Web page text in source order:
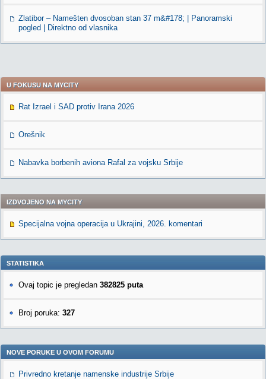
Zlatibor – Namešten dvosoban stan 37 m&#178; | Panoramski
pogled | Direktno od vlasnika
U FOKUSU NA MYCITY
Rat Izrael i SAD protiv Irana 2026
Orešnik
Nabavka borbenih aviona Rafal za vojsku Srbije
IZDVOJENO NA MYCITY
Specijalna vojna operacija u Ukrajini, 2026. komentari
STATISTIKA
Ovaj topic je pregledan 382825 puta
Broj poruka: 327
NOVE PORUKE U OVOM FORUMU
Privredno kretanje namenske industrije Srbije